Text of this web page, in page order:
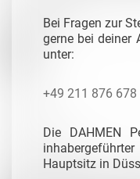
Bei Fragen zur
gerne bei deiner
unter:
+49 211 876 678
Die DAHMEN
Hauptsitz in